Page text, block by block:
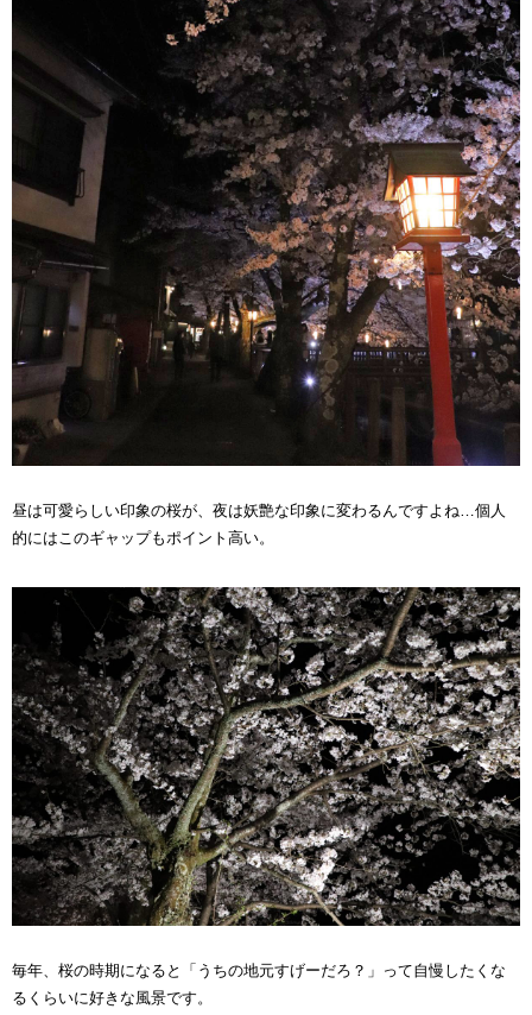
昼は可愛らしい印象の桜が、夜は妖艶な印象に変わるんですよね…個人
的にはこのギャップもポイント高い。
毎年、桜の時期になると「うちの地元すげーだろ？」って自慢したくな
るくらいに好きな風景です。